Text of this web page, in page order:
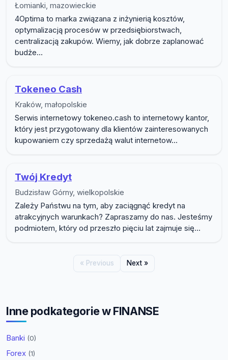
Łomianki, mazowieckie
4Optima to marka związana z inżynierią kosztów,
optymalizacją procesów w przedsiębiorstwach,
centralizacją zakupów. Wiemy, jak dobrze zaplanować
budże...
Tokeneo Cash
Kraków, małopolskie
Serwis internetowy tokeneo.cash to internetowy kantor,
który jest przygotowany dla klientów zainteresowanych
kupowaniem czy sprzedażą walut internetow...
Twój Kredyt
Budzisław Górny, wielkopolskie
Zależy Państwu na tym, aby zaciągnąć kredyt na
atrakcyjnych warunkach? Zapraszamy do nas. Jesteśmy
podmiotem, który od przeszło pięciu lat zajmuje się...
« Previous Next »
Inne podkategorie w FINANSE
Banki (0)
Forex (1)